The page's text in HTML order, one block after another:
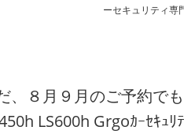
ーセキュリティ専
、８月９月のご予約で
LS600h Grgoｶｰｾｷｭﾘ